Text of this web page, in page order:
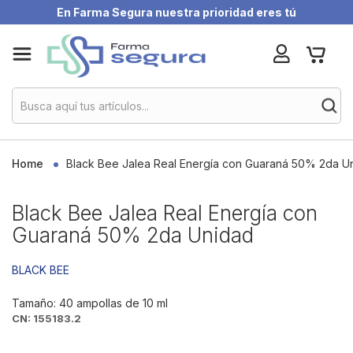
En Farma Segura nuestra prioridad eres tú
to
Content
My
Home Black Bee Jalea Real Energía con Guaraná 50% 2da
Black Bee Jalea Real Energía con
Guaraná 50% 2da Unidad
BLACK BEE
Tamaño: 40 ampollas de 10 ml
CN: 155183.2